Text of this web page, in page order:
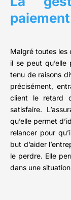
Malgré toutes les
il se peut
tenu de raisons
précisément,
client le retard
satisfaire.
qu’elle permet
relancer pour
but d’aider
le perdre. Elle
dans une